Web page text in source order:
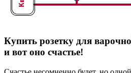
Купить розетку для
и вот оно счастье!